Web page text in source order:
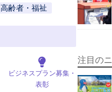
高齢者・福祉
ビジネスプラン募集・
表彰
注目の